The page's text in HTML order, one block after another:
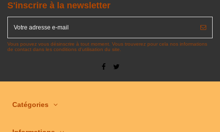
S'inscrire à la newsletter
Vous pouvez vous désinscrire à tout moment. Vous trouverez pour cela nos informations
de contact dans les conditions d'utilisation du site.
Catégories